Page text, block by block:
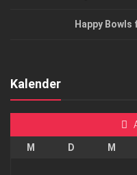
Happy
Kalender
M D M